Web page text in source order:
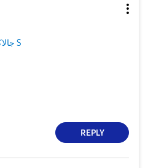
جالاكسى S
REPLY